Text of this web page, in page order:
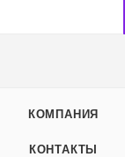
КОМПАНИЯ
КОНТАКТЫ